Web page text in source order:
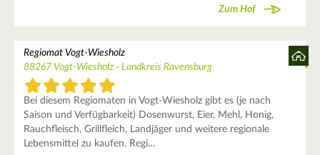
Zum Hof
Regiomat Vogt-Wiesholz
88267 Vogt-Wiesholz - Landkreis Ravensburg
Bei diesem Regiomaten in Vogt-Wiesholz gibt es (je nach
Saison und Verfügbarkeit) Dosenwurst, Eier, Mehl, Honig,
Rauchfleisch, Grillfleich, Landjäger und weitere regionale
Lebensmittel zu kaufen. Regi…